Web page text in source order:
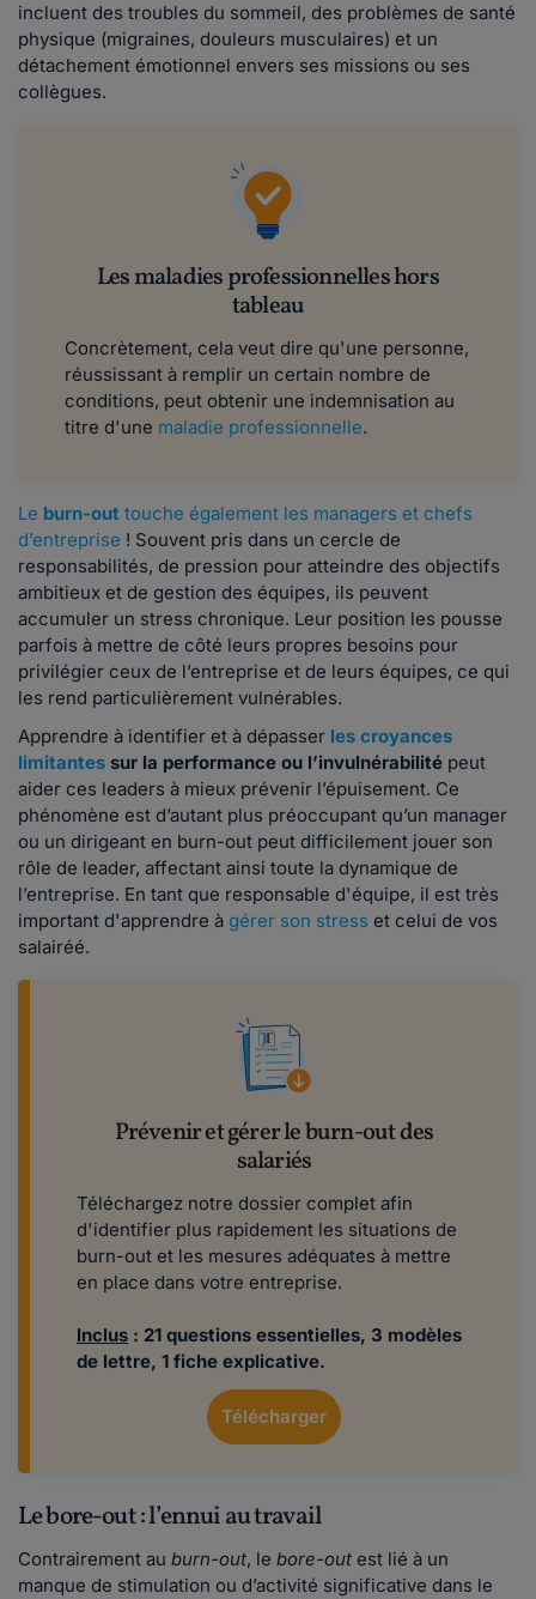
incluent des troubles du sommeil, des problèmes de santé
physique (migraines, douleurs musculaires) et un
détachement émotionnel envers ses missions ou ses
collègues.
Les maladies professionnelles hors
tableau
Concrètement, cela veut dire qu'une personne,
réussissant à remplir un certain nombre de
conditions, peut obtenir une indemnisation au
titre d'une maladie professionnelle.
Le burn-out touche également les managers et chefs
d’entreprise ! Souvent pris dans un cercle de
responsabilités, de pression pour atteindre des objectifs
ambitieux et de gestion des équipes, ils peuvent
accumuler un stress chronique. Leur position les pousse
parfois à mettre de côté leurs propres besoins pour
privilégier ceux de l’entreprise et de leurs équipes, ce qui
les rend particulièrement vulnérables.
Apprendre à identifier et à dépasser les croyances
limitantes sur la performance ou l’invulnérabilité peut
aider ces leaders à mieux prévenir l’épuisement. Ce
phénomène est d’autant plus préoccupant qu’un manager
ou un dirigeant en burn-out peut difficilement jouer son
rôle de leader, affectant ainsi toute la dynamique de
l’entreprise. En tant que responsable d'équipe, il est très
important d'apprendre à gérer son stress et celui de vos
salairéé.
Prévenir et gérer le burn-out des
salariés
Téléchargez notre dossier complet afin
d'identifier plus rapidement les situations de
burn-out et les mesures adéquates à mettre
en place dans votre entreprise.
Inclus : 21 questions essentielles, 3 modèles
de lettre, 1 fiche explicative.
Télécharger
Le bore-out : l’ennui au travail
Contrairement au burn-out, le bore-out est lié à un
manque de stimulation ou d’activité significative dans le